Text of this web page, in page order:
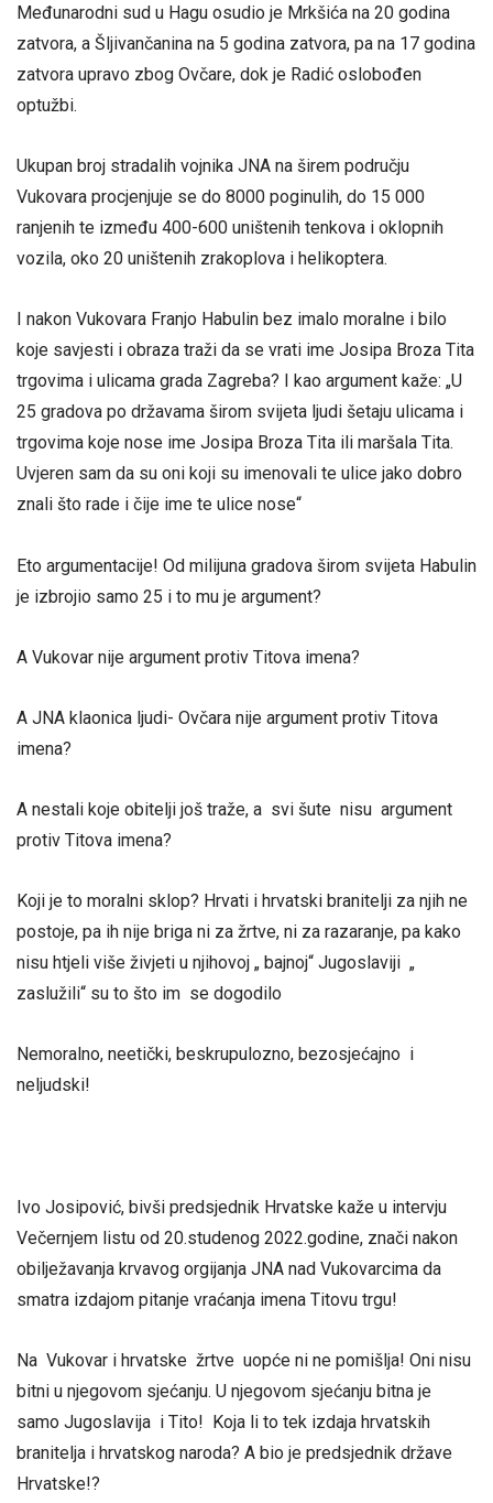
Međunarodni sud u Hagu osudio je Mrkšića na 20 godina
zatvora, a Šljivančanina na 5 godina zatvora, pa na 17 godina
zatvora upravo zbog Ovčare, dok je Radić oslobođen
optužbi.
Ukupan broj stradalih vojnika JNA na širem području
Vukovara procjenjuje se do 8000 poginulih, do 15 000
ranjenih te između 400-600 uništenih tenkova i oklopnih
vozila, oko 20 uništenih zrakoplova i helikoptera.
I nakon Vukovara Franjo Habulin bez imalo moralne i bilo
koje savjesti i obraza traži da se vrati ime Josipa Broza Tita
trgovima i ulicama grada Zagreba? I kao argument kaže: „U
25 gradova po državama širom svijeta ljudi šetaju ulicama i
trgovima koje nose ime Josipa Broza Tita ili maršala Tita.
Uvjeren sam da su oni koji su imenovali te ulice jako dobro
znali što rade i čije ime te ulice nose“
Eto argumentacije! Od milijuna gradova širom svijeta Habulin
je izbrojio samo 25 i to mu je argument?
A Vukovar nije argument protiv Titova imena?
A JNA klaonica ljudi- Ovčara nije argument protiv Titova
imena?
A nestali koje obitelji još traže, a svi šute nisu argument
protiv Titova imena?
Koji je to moralni sklop? Hrvati i hrvatski branitelji za njih ne
postoje, pa ih nije briga ni za žrtve, ni za razaranje, pa kako
nisu htjeli više živjeti u njihovoj „ bajnoj“ Jugoslaviji „
zaslužili“ su to što im se dogodilo
Nemoralno, neetički, beskrupulozno, bezosjećajno i
neljudski!
Ivo Josipović, bivši predsjednik Hrvatske kaže u intervju
Večernjem listu od 20.studenog 2022.godine, znači nakon
obilježavanja krvavog orgijanja JNA nad Vukovarcima da
smatra izdajom pitanje vraćanja imena Titovu trgu!
Na Vukovar i hrvatske žrtve uopće ni ne pomišlja! Oni nisu
bitni u njegovom sjećanju. U njegovom sjećanju bitna je
samo Jugoslavija i Tito! Koja li to tek izdaja hrvatskih
branitelja i hrvatskog naroda? A bio je predsjednik države
Hrvatske!?